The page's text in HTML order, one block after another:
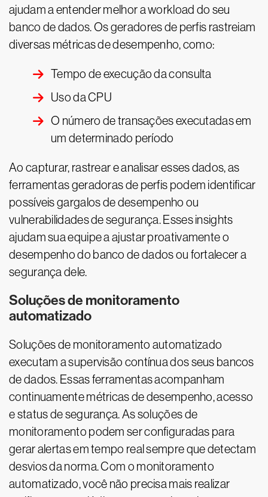
ajudam a entender melhor a workload do seu
banco de dados. Os geradores de perfis rastreiam
diversas métricas de desempenho, como:
Tempo de execução da consulta
Uso da CPU
O número de transações executadas em
um determinado período
Ao capturar, rastrear e analisar esses dados, as
ferramentas geradoras de perfis podem identificar
possíveis gargalos de desempenho ou
vulnerabilidades de segurança. Esses insights
ajudam sua equipe a ajustar proativamente o
desempenho do banco de dados ou fortalecer a
segurança dele.
Soluções de monitoramento
automatizado
Soluções de monitoramento automatizado
executam a supervisão contínua dos seus bancos
de dados. Essas ferramentas acompanham
continuamente métricas de desempenho, acesso
e status de segurança. As soluções de
monitoramento podem ser configuradas para
gerar alertas em tempo real sempre que detectam
desvios da norma. Com o monitoramento
automatizado, você não precisa mais realizar